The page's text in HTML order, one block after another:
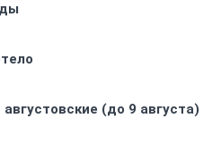
(до 9 августа)